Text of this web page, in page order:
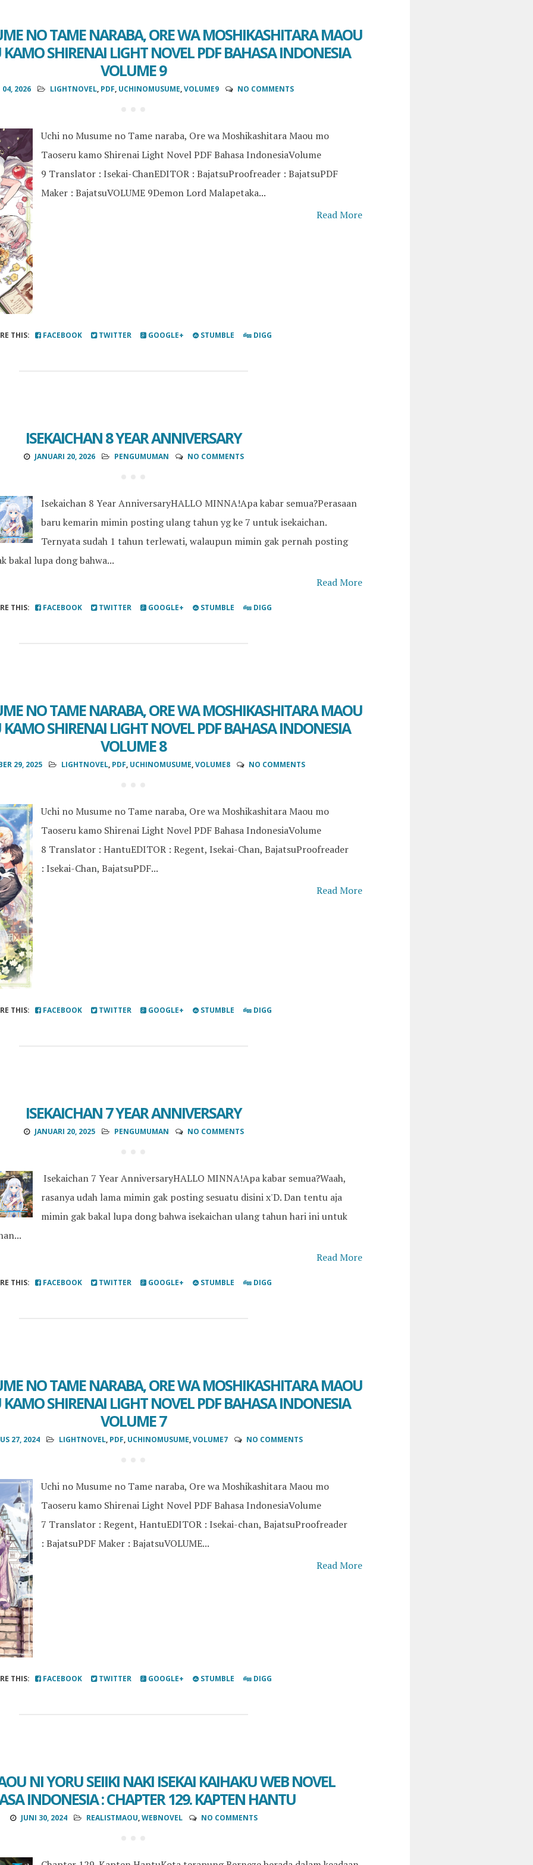
NO TAME NARABA, ORE WA MOSHIKASHITARA MAOU
SHIRENAI LIGHT NOVEL PDF BAHASA INDONESIA
VOLUME 9
04, 2026 LIGHTNOVEL, PDF, UCHINOMUSUME,VOLUME9 NO COMMENTS
Uchi no Musume no Tame naraba, Ore wa Moshikashitara Maou mo
Taoseru kamo Shirenai Light Novel PDF Bahasa IndonesiaVolume
9 Translator : Isekai-ChanEDITOR : BajatsuProofreader : BajatsuPDF
Maker : BajatsuVOLUME 9Demon Lord Malapetaka...
Read More
THIS: FACEBOOK TWITTER GOOGLE+ STUMBLE DIGG
ISEKAICHAN 8 YEAR ANNIVERSARY
JANUARI 20, 2026 PENGUMUMAN NO COMMENTS
Isekaichan 8 Year AnniversaryHALLO MINNA!Apa kabar semua?Perasaan
baru kemarin mimin posting ulang tahun yg ke 7 untuk isekaichan.
Ternyata sudah 1 tahun terlewati, walaupun mimin gak pernah posting
bakal lupa dong bahwa...
Read More
THIS: FACEBOOK TWITTER GOOGLE+ STUMBLE DIGG
NO TAME NARABA, ORE WA MOSHIKASHITARA MAOU
SHIRENAI LIGHT NOVEL PDF BAHASA INDONESIA
VOLUME 8
29, 2025 LIGHTNOVEL, PDF, UCHINOMUSUME,VOLUME8 NO COMMENTS
Uchi no Musume no Tame naraba, Ore wa Moshikashitara Maou mo
Taoseru kamo Shirenai Light Novel PDF Bahasa IndonesiaVolume
8 Translator : HantuEDITOR : Regent, Isekai-Chan, BajatsuProofreader
: Isekai-Chan, BajatsuPDF...
Read More
THIS: FACEBOOK TWITTER GOOGLE+ STUMBLE DIGG
ISEKAICHAN 7 YEAR ANNIVERSARY
JANUARI 20, 2025 PENGUMUMAN NO COMMENTS
Isekaichan 7 Year AnniversaryHALLO MINNA!Apa kabar semua?Waah,
rasanya udah lama mimin gak posting sesuatu disini x'D. Dan tentu aja
mimin gak bakal lupa dong bahwa isekaichan ulang tahun hari ini untuk
Read More
THIS: FACEBOOK TWITTER GOOGLE+ STUMBLE DIGG
NO TAME NARABA, ORE WA MOSHIKASHITARA MAOU
SHIRENAI LIGHT NOVEL PDF BAHASA INDONESIA
VOLUME 7
27, 2024 LIGHTNOVEL, PDF, UCHINOMUSUME,VOLUME7 NO COMMENTS
Uchi no Musume no Tame naraba, Ore wa Moshikashitara Maou mo
Taoseru kamo Shirenai Light Novel PDF Bahasa IndonesiaVolume
7 Translator : Regent, HantuEDITOR : Isekai-chan, BajatsuProofreader
: BajatsuPDF Maker : BajatsuVOLUME...
Read More
THIS: FACEBOOK TWITTER GOOGLE+ STUMBLE DIGG
NI YORU SEIIKI NAKI ISEKAI KAIHAKU WEB NOVEL
INDONESIA : CHAPTER 129. KAPTEN HANTU
JUNI 30, 2024 REALISTMAOU,WEBNOVEL NO COMMENTS